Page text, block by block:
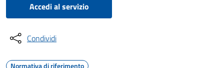
Accedi al servizio
Condividi
Normativa di riferimento